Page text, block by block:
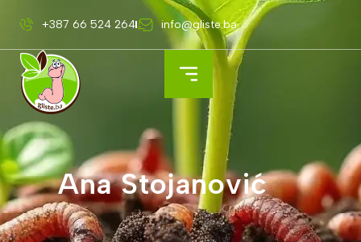
+387 66 524 264 info@gliste.ba
Ana Stojanović